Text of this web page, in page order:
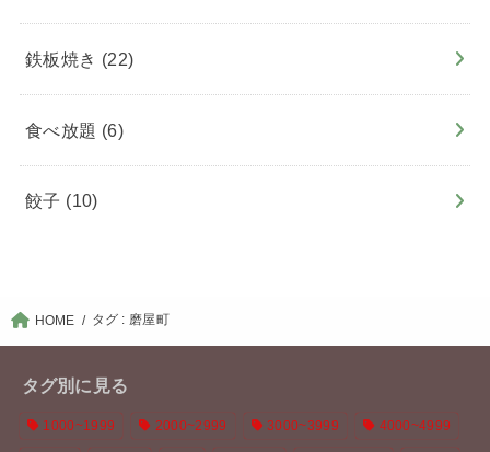
鉄板焼き (22)
食べ放題 (6)
餃子 (10)
HOME タグ : 磨屋町
タグ別に見る
1000~1999 2000~2999 3000~3999 4000~4999